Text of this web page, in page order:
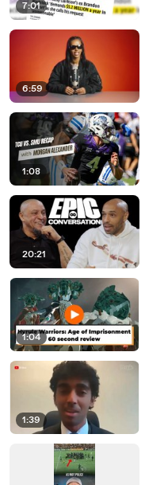
7:01
6:59
1:08
20:21
1:04
1:39